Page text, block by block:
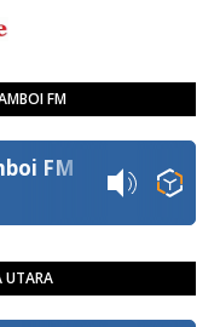
FM
FM
UTARA